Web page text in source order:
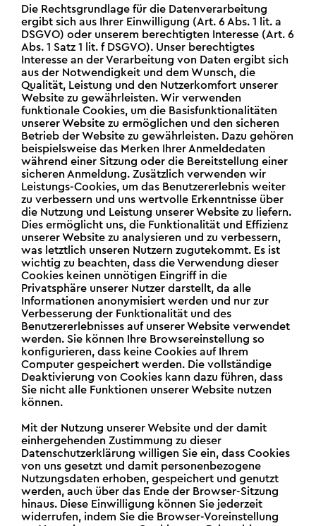
Die Rechtsgrundlage für die Datenverarbeitung
ergibt sich aus Ihrer Einwilligung (Art. 6 Abs. 1 lit. a
DSGVO) oder unserem berechtigten Interesse (Art. 6
Abs. 1 Satz 1 lit. f DSGVO). Unser berechtigtes
Interesse an der Verarbeitung von Daten ergibt sich
aus der Notwendigkeit und dem Wunsch, die
Qualität, Leistung und den Nutzerkomfort unserer
Website zu gewährleisten. Wir verwenden
funktionale Cookies, um die Basisfunktionalitäten
unserer Website zu ermöglichen und den sicheren
Betrieb der Website zu gewährleisten. Dazu gehören
beispielsweise das Merken Ihrer Anmeldedaten
während einer Sitzung oder die Bereitstellung einer
sicheren Anmeldung. Zusätzlich verwenden wir
Leistungs-Cookies, um das Benutzererlebnis weiter
zu verbessern und uns wertvolle Erkenntnisse über
die Nutzung und Leistung unserer Website zu liefern.
Dies ermöglicht uns, die Funktionalität und Effizienz
unserer Website zu analysieren und zu verbessern,
was letztlich unseren Nutzern zugutekommt. Es ist
wichtig zu beachten, dass die Verwendung dieser
Cookies keinen unnötigen Eingriff in die
Privatsphäre unserer Nutzer darstellt, da alle
Informationen anonymisiert werden und nur zur
Verbesserung der Funktionalität und des
Benutzererlebnisses auf unserer Website verwendet
werden. Sie können Ihre Browsereinstellung so
konfigurieren, dass keine Cookies auf Ihrem
Computer gespeichert werden. Die vollständige
Deaktivierung von Cookies kann dazu führen, dass
Sie nicht alle Funktionen unserer Website nutzen
können.
Mit der Nutzung unserer Website und der damit
einhergehenden Zustimmung zu dieser
Datenschutzerklärung willigen Sie ein, dass Cookies
von uns gesetzt und damit personenbezogene
Nutzungsdaten erhoben, gespeichert und genutzt
werden, auch über das Ende der Browser-Sitzung
hinaus. Diese Einwilligung können Sie jederzeit
widerrufen, indem Sie die Browser-Voreinstellung